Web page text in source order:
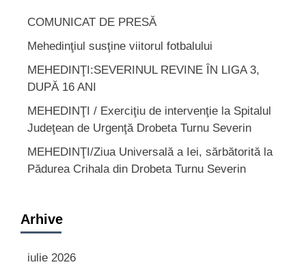
COMUNICAT DE PRESĂ
Mehedinţiul susţine viitorul fotbalului
MEHEDINŢI:SEVERINUL REVINE ÎN LIGA 3,
DUPĂ 16 ANI
MEHEDINŢI / Exerciţiu de intervenţie la Spitalul
Judeţean de Urgenţă Drobeta Turnu Severin
MEHEDINŢI/Ziua Universală a Iei, sărbătorită la
Pădurea Crihala din Drobeta Turnu Severin
Arhive
iulie 2026